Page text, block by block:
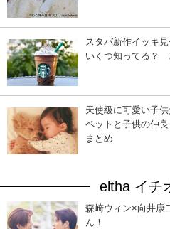
スタバ新作イッキ見
いくつ知ってる？
天使級に可愛い子
ペットと子供の仲
まとめ
eltha イチ
森崎ウィン×向井康
ん！